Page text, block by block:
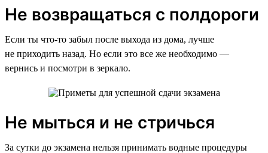
Не возвращаться с полдороги
Если ты что-то забыл после выхода из дома, лучше
не приходить назад. Но если это все же необходимо —
вернись и посмотри в зеркало.
Не мыться и не стричься
За сутки до экзамена нельзя принимать водные процедуры